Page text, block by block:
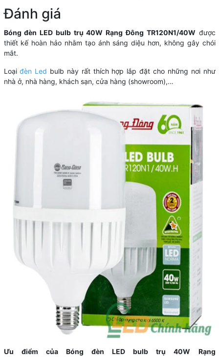
Đánh giá
Bóng đèn LED bulb trụ 40W Rạng Đông TR120N1/40W được
thiết kế hoàn hảo nhằm tạo ánh sáng diệu hơn, không gây chói
mắt.
Loạiđèn Led bulb này rất thích hợp lắp đặt cho những nơi như
nhà ở, nhà hàng, khách sạn, cửa hàng (showroom),…
Ưu điểm của Bóng đèn LED bulb trụ 40W Rạng